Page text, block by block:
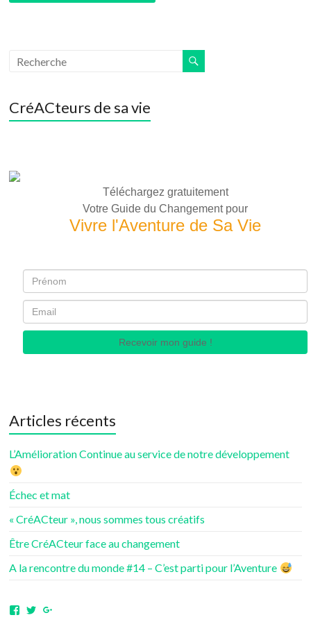
CréACteurs de sa vie
Téléchargez gratuitement
Votre Guide du Changement pour
Vivre l'Aventure de Sa Vie
Recevoir mon guide !
Articles récents
L’Amélioration Continue au service de notre développement
Échec et mat
« CréACteur », nous sommes tous créatifs
Être CréACteur face au changement
A la rencontre du monde #14 – C’est parti pour l’Aventure
Voir Voir